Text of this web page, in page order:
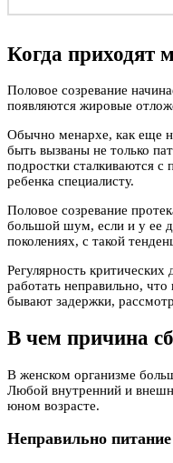
Когда приходят
Половое созревание
появляются жировые
Обычно менархе, как еще
быть вызваны не только
подростки сталкиваются
ребенка специалисту.
Половое созревание
большой шум, если и у ее
поколениях, с такой
Регулярность
работать неправильно,
бывают задержки,
В чем причина
В женском организме
Любой внутренний и
юном возрасте.
Неправильно питание